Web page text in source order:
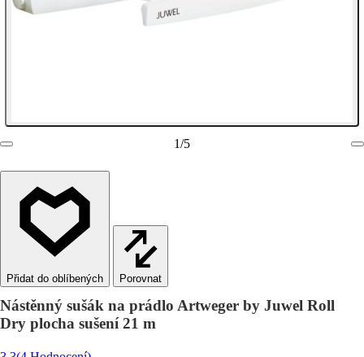
1/5
Porovnat
Nástěnný sušák na prádlo Artweger by Juwel Roll
Dry plocha sušení 21 m